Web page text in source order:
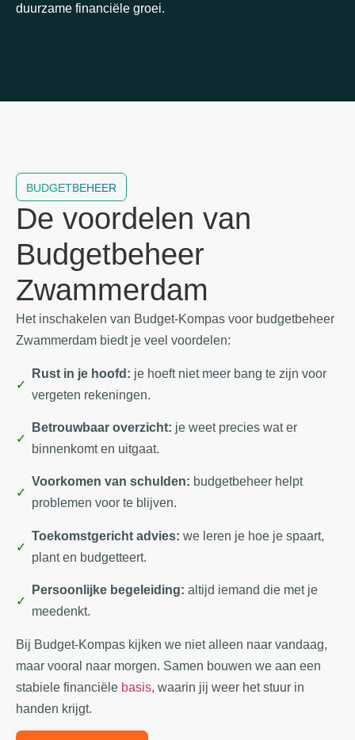
duurzame financiële groei.
BUDGETBEHEER
De voordelen van
Budgetbeheer
Zwammerdam
Het inschakelen van Budget-Kompas voor budgetbeheer
Zwammerdam biedt je veel voordelen:
Rust in je hoofd: je hoeft niet meer bang te zijn voor
vergeten rekeningen.
Betrouwbaar overzicht: je weet precies wat er
binnenkomt en uitgaat.
Voorkomen van schulden: budgetbeheer helpt
problemen voor te blijven.
Toekomstgericht advies: we leren je hoe je spaart,
plant en budgetteert.
Persoonlijke begeleiding: altijd iemand die met je
meedenkt.
Bij Budget-Kompas kijken we niet alleen naar vandaag,
maar vooral naar morgen. Samen bouwen we aan een
stabiele financiële basis, waarin jij weer het stuur in
handen krijgt.